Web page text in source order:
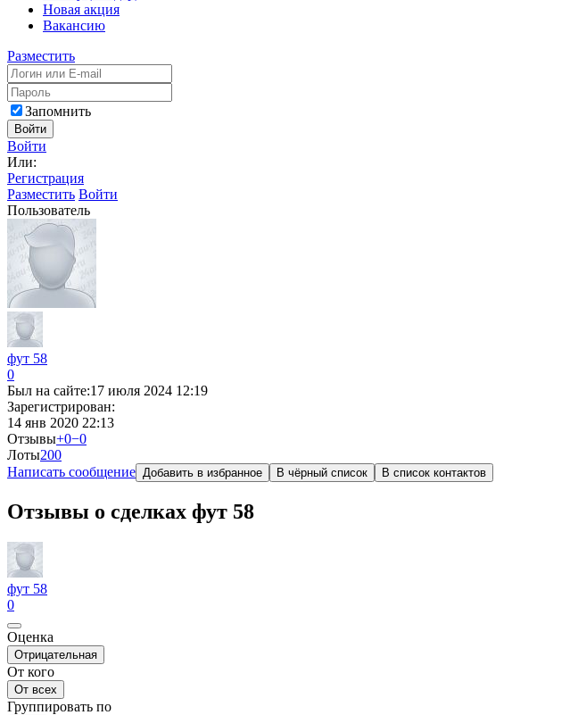
Новая акция
Вакансию
Разместить
Запомнить
Войти
Войти
Или:
Регистрация
Разместить Войти
Пользователь
фут 58
0
Был на сайте:17 июля 2024 12:19
Зарегистрирован:
14 янв 2020 22:13
Отзывы+0−0
Лоты200
Написать сообщение Добавить в избранное В чёрный список В список контактов
Отзывы о сделках фут 58
фут 58
0
Оценка
Отрицательная
От кого
От всех
Группировать по